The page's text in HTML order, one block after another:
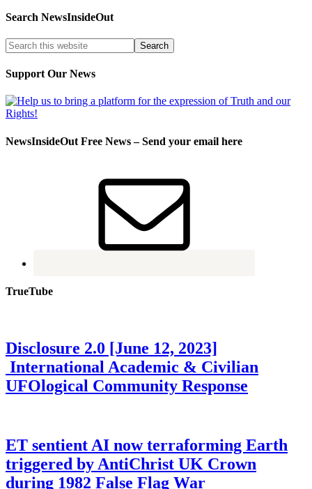
Search NewsInsideOut
Support Our News
NewsInsideOut Free News – Send your email here
TrueTube
Disclosure 2.0 [June 12, 2023]
International Academic & Civilian
UFOlogical Community Response
ET sentient AI now terraforming Earth
triggered by AntiChrist UK Crown
during 1982 False Flag War